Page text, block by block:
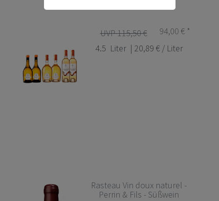
UVP 115,50 €
94,00 € *
4.5 Liter | 20,89 € / Liter
Rasteau Vin doux naturel -
Perrin & Fils - Süßwein